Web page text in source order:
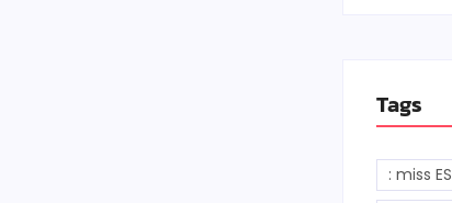
Tags
: miss ES